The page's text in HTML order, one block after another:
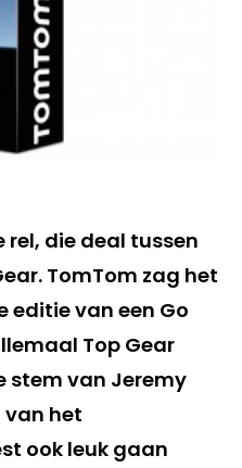
rel, die deal tussen
TomTom zag het
editie van een Go
Top Gear
stem van Jeremy
van het
ook leuk gaan